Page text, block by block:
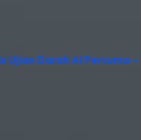
Ujian Darah AI Percuma